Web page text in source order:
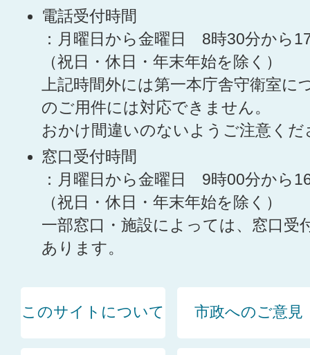
電話受付時間
：月曜日から金曜日 8時30分から
（祝日・休日・年末年始を除く）
上記時間外には第一本庁舎守衛室に
のご用件には対応できません。
おかけ間違いのないようご注意くだ
窓口受付時間
：月曜日から金曜日 9時00分から
（祝日・休日・年末年始を除く）
一部窓口・施設によっては、窓口受
あります。
このサイトについて 市政へのご意見